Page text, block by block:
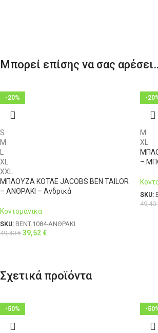
Μπορεί επίσης να σας
-20%
S
M
XL
XXL
ΜΠΛΟΥΖΑ ΚΟΤΛΕ JACOBS BEN TAILOR
– ΑΝΘΡΑΚΙ – Ανδρικά
Κοντομάνικα
SKU: BENT.1084-ΑΝΘΡΑΚΙ
49,40€ 39,52€
-
M
XL
–
SKU:
49,40
Σχετικά προϊόντα
-50% -